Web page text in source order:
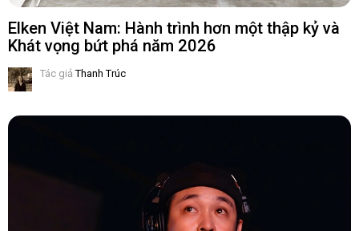
Elken Việt Nam: Hành trình hơn một thập kỷ và
Khát vọng bứt phá năm 2026
Tác giả Thanh Trúc